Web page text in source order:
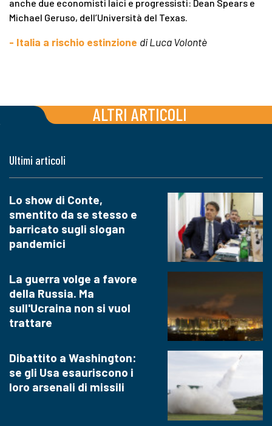
anche due economisti laici e progressisti: Dean Spears e
Michael Geruso, dell’Università del Texas.
- Italia a rischio estinzione di Luca Volontè
ALTRI ARTICOLI
Ultimi articoli
Lo show di Conte,
smentito da se stesso e
barricato sugli slogan
pandemici
La guerra volge a favore
della Russia. Ma
sull'Ucraina non si vuol
trattare
Dibattito a Washington:
se gli Usa esauriscono i
loro arsenali di missili